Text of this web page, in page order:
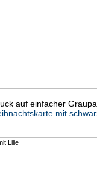
auf einfacher
mit